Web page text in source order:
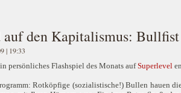
den Kapitalismus: Bullfist
| 19:33
persönliches Flashspiel des Monats aufSuperlevel
Rotköpfige (sozialistische!) Bullen hauen